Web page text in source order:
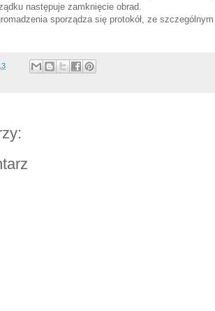
następuje zamknięcie obrad.
sporządza się protokół, ze